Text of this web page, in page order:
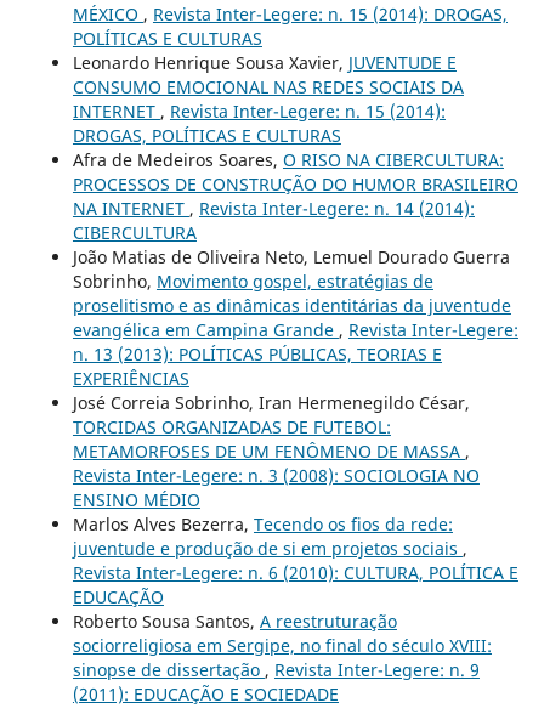
MÉXICO , Revista Inter-Legere: n. 15 (2014): DROGAS,
POLÍTICAS E CULTURAS
Leonardo Henrique Sousa Xavier, JUVENTUDE E
CONSUMO EMOCIONAL NAS REDES SOCIAIS DA
INTERNET , Revista Inter-Legere: n. 15 (2014):
DROGAS, POLÍTICAS E CULTURAS
Afra de Medeiros Soares, O RISO NA CIBERCULTURA:
PROCESSOS DE CONSTRUÇÃO DO HUMOR BRASILEIRO
NA INTERNET , Revista Inter-Legere: n. 14 (2014):
CIBERCULTURA
João Matias de Oliveira Neto, Lemuel Dourado Guerra
Sobrinho, Movimento gospel, estratégias de
proselitismo e as dinâmicas identitárias da juventude
evangélica em Campina Grande , Revista Inter-Legere:
n. 13 (2013): POLÍTICAS PÚBLICAS, TEORIAS E
EXPERIÊNCIAS
José Correia Sobrinho, Iran Hermenegildo César,
TORCIDAS ORGANIZADAS DE FUTEBOL:
METAMORFOSES DE UM FENÔMENO DE MASSA ,
Revista Inter-Legere: n. 3 (2008): SOCIOLOGIA NO
ENSINO MÉDIO
Marlos Alves Bezerra, Tecendo os fios da rede:
juventude e produção de si em projetos sociais ,
Revista Inter-Legere: n. 6 (2010): CULTURA, POLÍTICA E
EDUCAÇÃO
Roberto Sousa Santos, A reestruturação
sociorreligiosa em Sergipe, no final do século XVIII:
sinopse de dissertação , Revista Inter-Legere: n. 9
(2011): EDUCAÇÃO E SOCIEDADE